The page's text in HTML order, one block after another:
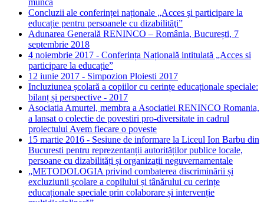
Concluzii ale conferinței naționale „Acces şi participare la
educație pentru persoanele cu dizabilităţi”
Adunarea Generală RENINCO – România, București, 7
septembrie 2018
4 noiembrie 2017 - Conferința Națională intitulată „Acces si
participare la educație”
12 iunie 2017 - Simpozion Ploiesti 2017
Incluziunea școlară a copiilor cu cerințe educaționale speciale:
bilanț și perspective - 2017
Asociatia Amurtel, membra a Asociatiei RENINCO Romania,
a lansat o colectie de povestiri pro-diversitate in cadrul
proiectului Avem fiecare o poveste
15 martie 2016 - Sesiune de informare la Liceul Ion Barbu din
Bucuresti pentru reprezentanții autorităților publice locale,
persoane cu dizabilități și organizații neguvernamentale
„METODOLOGIA privind combaterea discriminării și
excluziunii școlare a copilului și tânărului cu cerințe
educaționale speciale prin colaborare și intervenție